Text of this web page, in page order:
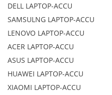
DELL LAPTOP-ACCU
SAMSULNG LAPTOP-ACCU
LENOVO LAPTOP-ACCU
ACER LAPTOP-ACCU
ASUS LAPTOP-ACCU
HUAWEI LAPTOP-ACCU
XIAOMI LAPTOP-ACCU